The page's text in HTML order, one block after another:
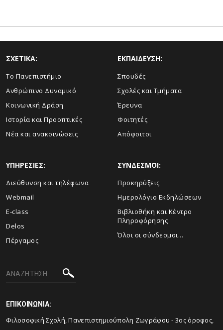
ΣΧΕΤΙΚΑ:
Το Πανεπιστήμιο
Ανθρώπινο Δυναμικό
Κοινωνική Δράση
Ιστορία και Προοπτικές
Νέα και ανακοινώσεις
ΕΚΠΑΙΔΕΥΣΗ:
Σπουδές
Σχολές και Τμήματα
Έρευνα
Φοιτητές
Απόφοιτοι
ΥΠΗΡΕΣΙΕΣ:
Διεύθυνση και τηλέφωνα
Webmail
E-class
Delos
Πέργαμος
ΣΥΝΔΕΣΜΟΙ:
Προκηρύξεις
Ημερολόγιο Εκδηλώσεων
Βιβλιοθήκη και Κέντρο
Πληροφόρησης
Όλοι οι σύνδεσμοι...
ΕΠΙΚΟΙΝΩΝΙΑ:
Φιλοσοφική Σχολή, Πανεπιστημιούπολη Ζωγράφου - 3ος όροφος,